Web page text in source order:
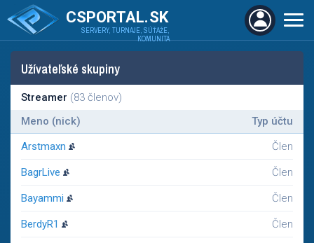
CSPORTAL.SK
SERVERY, TURNAJE, SÚŤAŽE,
KOMUNITA
Užívateľské skupiny
Streamer (83 členov)
Meno (nick)
Typ účtu
Arstmaxn
Člen
BagrLive Člen
Bayammi Člen
BerdyR1 Člen